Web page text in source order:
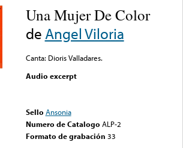
Una Mujer De Color
de Angel Viloria
Canta: Dioris Valladares.
Audio excerpt
Sello Ansonia
Numero de Catalogo ALP-2
Formato de grabación 33